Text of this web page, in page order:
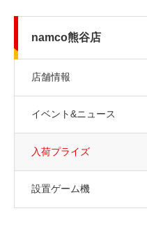
namco熊谷店
店舗情報
イベント&ニュース
入荷プライズ
設置ゲーム機